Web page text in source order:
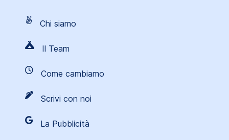
Chi siamo
Il Team
Come cambiamo
Scrivi con noi
La Pubblicità